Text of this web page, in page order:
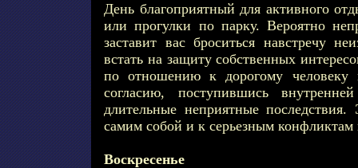
День благоприятный для активного
или прогулки по парку. Вероятно
заставит вас броситься навстречу
встать на защиту собственных
по отношению к дорогому
согласию, поступившись
длительные неприятные
самим собой и к серьезным конфликтам
Воскресенье